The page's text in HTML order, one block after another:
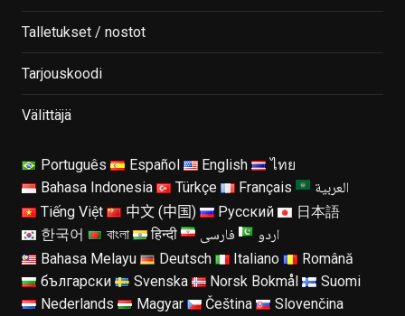
Talletukset / nostot
Tarjouskoodi
Välittäjä
Português Español English
ไทย
Bahasa Indonesia
Türkçe Français العربية
Tiếng Việt 中文 (中国) Русский
日本語
한국어
বাংলা हिन्दी فارسی اردو
Bahasa Melayu Deutsch Italiano
Română
български
Svenska Norsk Bokmål
Suomi
Nederlands
Magyar Čeština
Slovenčina